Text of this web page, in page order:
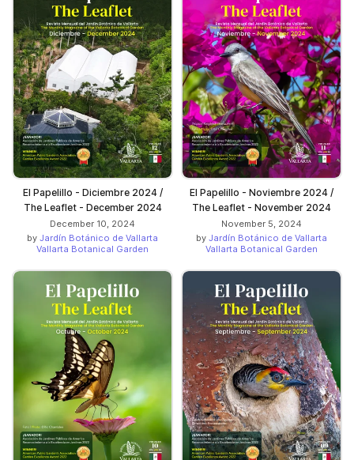
El Papelillo - Diciembre 2024 /
The Leaflet - December 2024
December 10, 2024
by Jardín Botánico de Vallarta
Vallarta Botanical Garden
El Papelillo - Noviembre 2024 /
The Leaflet - November 2024
November 5, 2024
by Jardín Botánico de Vallarta
Vallarta Botanical Garden